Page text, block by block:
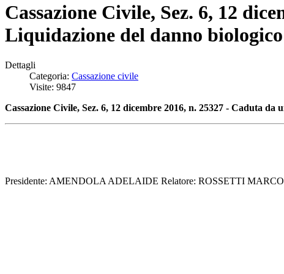
Cassazione Civile, Sez. 6, 12
Liquidazione del danno biologico
Dettagli
Categoria: Cassazione civile
Visite: 9847
Cassazione Civile, Sez. 6, 12 dicembre 2016, n. 25327 - Caduta
Presidente: AMENDOLA ADELAIDE Relatore: ROSSETTI MARCO